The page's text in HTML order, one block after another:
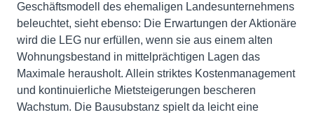
Geschäftsmodell des ehemaligen Landesunternehmens
beleuchtet, sieht ebenso: Die Erwartungen der Aktionäre
wird die LEG nur erfüllen, wenn sie aus einem alten
Wohnungsbestand in mittelprächtigen Lagen das
Maximale herausholt. Allein striktes Kostenmanagement
und kontinuierliche Mietsteigerungen bescheren
Wachstum. Die Bausubstanz spielt da leicht eine